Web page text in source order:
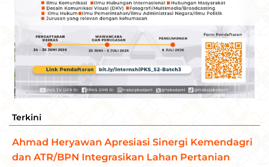
Terkini
Ahmad Heryawan Apresiasi Sinergi Kemendagri
dan ATR/BPN Integrasikan Lahan Pertanian